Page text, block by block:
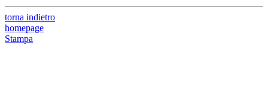
torna indietro
homepage
Stampa